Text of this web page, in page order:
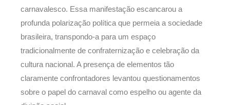
carnavalesco. Essa manifestação escancarou a
profunda polarização política que permeia a sociedade
brasileira, transpondo-a para um espaço
tradicionalmente de confraternização e celebração da
cultura nacional. A presença de elementos tão
claramente confrontadores levantou questionamentos
sobre o papel do carnaval como espelho ou agente da